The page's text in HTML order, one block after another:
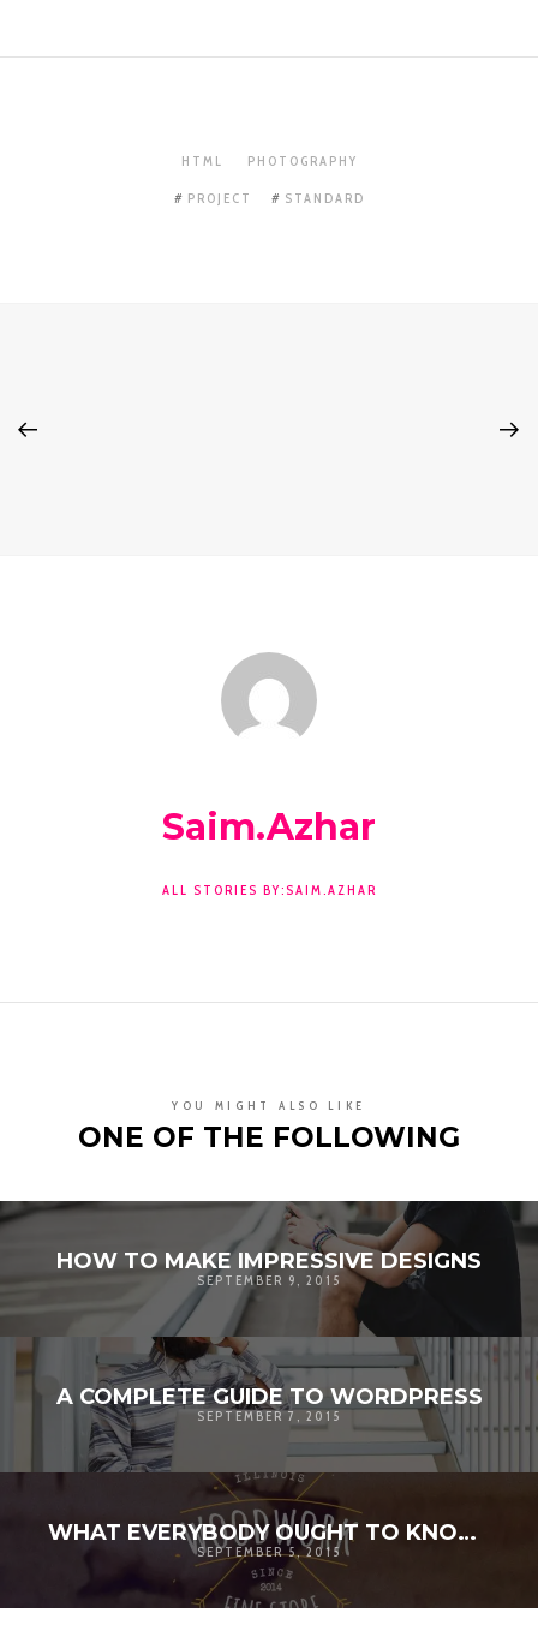
HTML PHOTOGRAPHY
PROJECT STANDARD
Saim.azhar
ALL STORIES BY:SAIM.AZHAR
YOU MIGHT ALSO LIKE
ONE OF THE FOLLOWING
HOW TO MAKE IMPRESSIVE DESIGNS
SEPTEMBER 9, 2015
A COMPLETE GUIDE TO WORDPRESS
SEPTEMBER 7, 2015
WHAT EVERYBODY OUGHT TO KNOW ABOUT CSS
SEPTEMBER 5, 2015